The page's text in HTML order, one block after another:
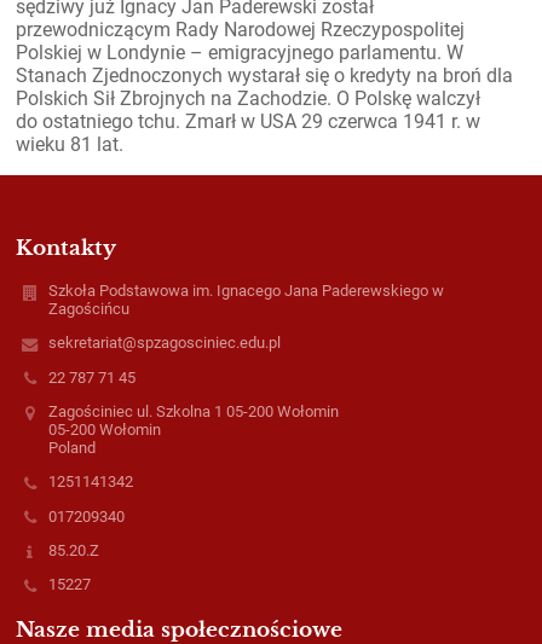
sędziwy już Ignacy Jan Paderewski został
przewodniczącym Rady Narodowej Rzeczypospolitej
Polskiej w Londynie – emigracyjnego parlamentu. W
Stanach Zjednoczonych wystarał się o kredyty na broń dla
Polskich Sił Zbrojnych na Zachodzie. O Polskę walczył
do ostatniego tchu. Zmarł w USA 29 czerwca 1941 r. w
wieku 81 lat.
Kontakty
Szkoła Podstawowa im. Ignacego Jana Paderewskiego w
Zagościńcu
sekretariat@spzagosciniec.edu.pl
22 787 71 45
Zagościniec ul. Szkolna 1 05-200 Wołomin
05-200 Wołomin
Poland
1251141342
017209340
85.20.Z
15227
Nasze media społecznościowe